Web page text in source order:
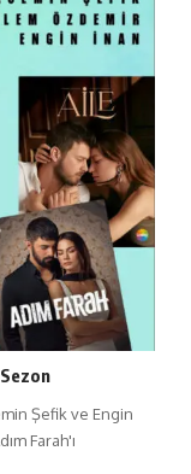
Şefik ve Engin
Farah'ı